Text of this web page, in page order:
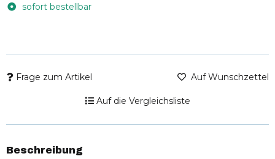
sofort bestellbar
Frage zum Artikel Auf Wunschzettel
Auf die Vergleichsliste
Beschreibung